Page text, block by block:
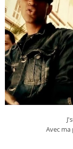
Avec ma